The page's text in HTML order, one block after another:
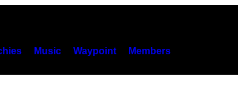
Music Waypoint Members